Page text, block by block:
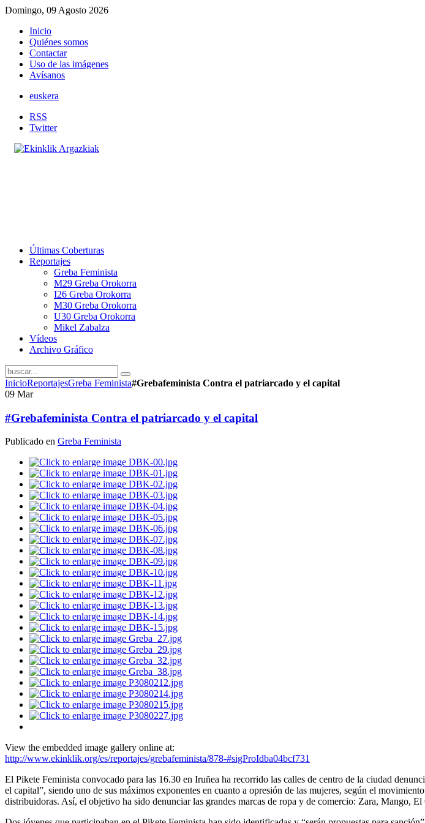
Domingo, 09 Agosto 2026
Inicio
Quiénes somos
Contactar
Uso de las imágenes
Avísanos
euskera
RSS
Twitter
Últimas Coberturas
Reportajes
Greba Feminista
M29 Greba Orokorra
I26 Greba Orokorra
M30 Greba Orokorra
U30 Greba Orokorra
Mikel Zabalza
Vídeos
Archivo Gráfico
InicioReportajesGreba Feminista#Grebafeminista Contra el patriarcado y el capital
09 Mar
#Grebafeminista Contra el patriarcado y el capital
Publicado en Greba Feminista
View the embedded image gallery online at:
http://www.ekinklik.org/es/reportajes/grebafeminista/878-#sigProIdba04bcf731
El Pikete Feminista convocado para las 16.30 en Iruñea ha recorrido las calles de centro de la ciudad
el capital”, siendo uno de sus máximos exponentes en cuanto a opresión de las mujeres, según el
distribuidoras. Así, el objetivo ha sido denunciar las grandes marcas de ropa y de comercio: Zara, Mango,